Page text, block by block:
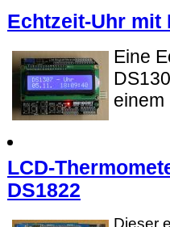
Echtzeit-Uhr mit
Eine
einem
LCD-
DS1822
Dieser